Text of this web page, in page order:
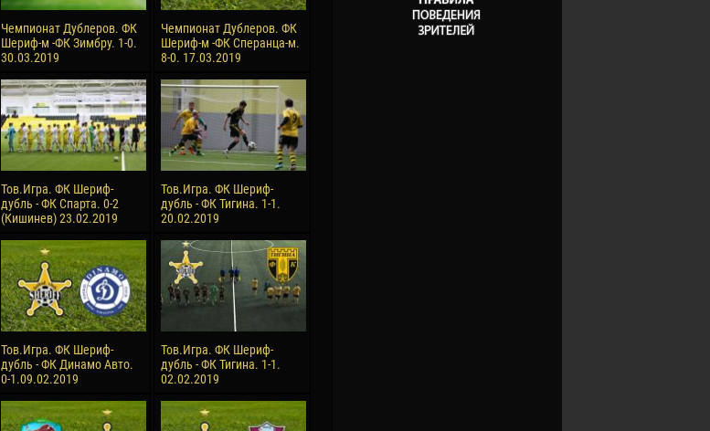
Чемпионат Дублеров. ФК
Шериф-м -ФК Зимбру. 1-0.
30.03.2019
Чемпионат Дублеров. ФК
Шериф-м -ФК Сперанца-м.
8-0. 17.03.2019
Тов.Игра. ФК Шериф-
дубль - ФК Спарта. 0-2
(Кишинев) 23.02.2019
Тов.Игра. ФК Шериф-
дубль - ФК Тигина. 1-1.
20.02.2019
Тов.Игра. ФК Шериф-
дубль - ФК Динамо Авто.
0-1.09.02.2019
Тов.Игра. ФК Шериф-
дубль - ФК Тигина. 1-1.
02.02.2019